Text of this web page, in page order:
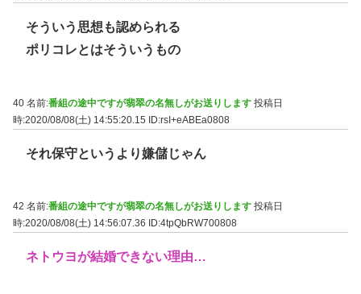
そういう思想も認められる
ポリコレとはそういうもの
40 名前:番組の途中ですが翡翠の名無しがお送りします 投稿日
時:2020/08/08(土) 14:55:20.15 ID:rsI+eABEa0808
それ保守というより嫌儲じゃん
42 名前:番組の途中ですが翡翠の名無しがお送りします 投稿日
時:2020/08/08(土) 14:56:07.36
ID:4tpQbRW700808
ネトウヨが結婚できない理由…